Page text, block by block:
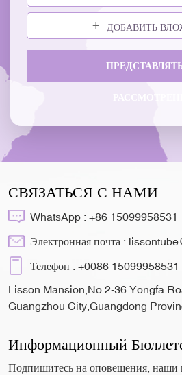
ДОБАВИТЬ
СВЯЗАТЬСЯ С НАМИ
WhatsApp : +86 15099958531
Электронная почта :
Телефон : +0086 15099958531
Lisson Mansion,No.2-36 Yongfa
Guangzhou City,Guangdong
Информационный
Подпишитесь на оповещения, наши